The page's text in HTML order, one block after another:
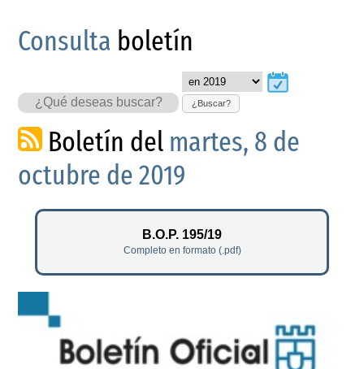
Consulta boletín
¿Buscar?
Boletín del martes, 8 de
octubre de 2019
B.O.P. 195/19
Completo en formato (.pdf)